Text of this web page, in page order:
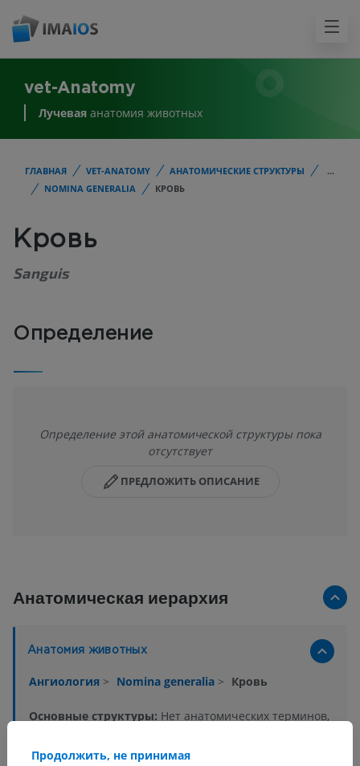
vet-Anatomy
Лучевая анатомия животных
ГЛАВНАЯ VET-ANATOMY АНАТОМИЧЕСКИЕ СТРУКТУРЫ
...
NOMINA GENERALIA
КРОВЬ
Кровь
Sanguis
Определение
Определение этой анатомической структуры пока
отсутствует
ПРЕДЛОЖИТЬ ОПИСАНИЕ
Анатомическая иерархия
Анатомия животных
Ангиология > Nomina generalia > Кровь
Основные структуры: Нет анатомических терминов,
Продолжить, не принимая